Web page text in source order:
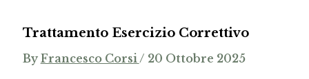
Trattamento Esercizio Correttivo
By Francesco Corsi / 20 Ottobre 2025